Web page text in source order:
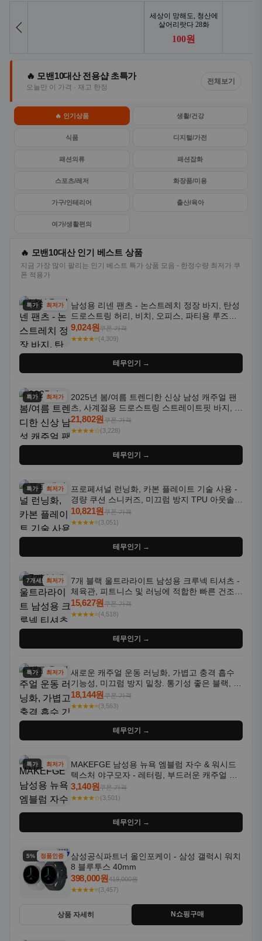
🔥 모밴10대산 전용샵 초특가
오늘만 이 가격 · 재고 한정
전체보기
🔥 인기상품 생활/건강
식품 디지털/가전
패션의류 패션잡화
스포츠/레저 화장품/미용
가구/인테리어 출산/육아
여가/생활편의
🔥 모밴10대산 인기 베스트 상품
지금 가장 많이 팔리는 인기 베스트 특가 상품 모음 - 한정수량 최저가 쿠
폰 적용가
특가 최저가
남성용 리넨 팬츠 - 논스트레치 정장 바지, 탄성
드로스트링 허리, 비치, 오피스, 파티용 루즈핏
트라우저 - 세탁기 사용 가능한 캐주얼 정장 의
상
9,024원쿠폰 가격
★★★★⭐(4,309)
테무인기 →
특가 최저가
2025년 봄/여름 트렌디한 신상 남성 캐주얼 팬
츠, 사계절용 드로스트링 스트레이트핏 바지, 한
국 스타일, 활용도 높은 아웃도어 및 정장용, 발
목 바지
21,802원쿠폰 가격
★★★★☆(3,228)
테무인기 →
특가 최저가
프로페셔널 런닝화, 카본 플레이트 기술 사용 -
경량 쿠션 스니커즈, 미끄럼 방지 TPU 아웃솔,
통기성 화이트-퍼플 그라데이션, 헬스, 트레이
닝 - 남성용, 여성용, 모든 계절에 적합
10,821원쿠폰 가격
★★★★⭐(3,051)
테무인기 →
7개세트최저가
7개 블랙 울트라라이트 남성용 크루넥 티셔츠 -
체육관, 피트니스 및 러닝에 적합한 빠른 건조,
통기성 좋은 수분 흡수 반팔 운동복
15,627원쿠폰 가격
★★★★⭐(4,518)
테무인기 →
특가 최저가
새로운 캐주얼 운동 러닝화, 가볍고 충격 흡수
기능성, 미끄럼 방지 밑창. 통기성 좋은 블랙, 화
이트, 퍼플 그라데이션 색상
18,144원쿠폰 가격
★★★★⭐(3,563)
테무인기 →
특가 최저가
MAKEFGE 남성용 뉴욕 엠블럼 자수 & 워시드
텍스처 야구모자 - 레터링, 부드러운 캐주얼 모
자, NYC 스타일
3,140원쿠폰 가격
★★★★☆(3,501)
테무인기 →
5% 할인정품인증
삼성공식파트너 올인포케이 - 삼성 갤럭시 워치
8 블루투스 40mm
398,000원419,000원
★★★★⭐(3,457)
상품 자세히 N쇼핑구매